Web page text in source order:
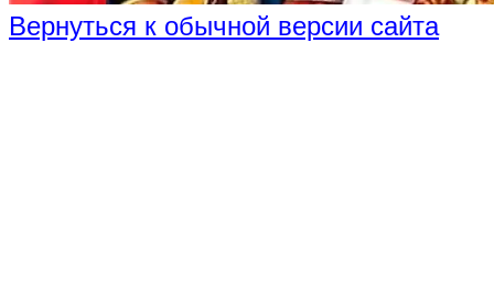
Вернуться к обычной версии сайта